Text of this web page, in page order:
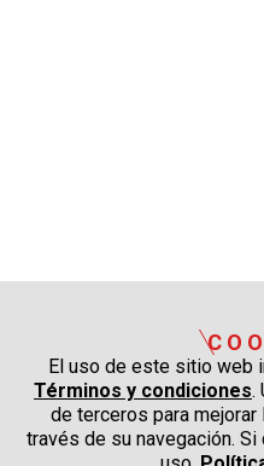
El uso de este sitio web
Términos y condiciones.
de terceros para
través de su navegación.